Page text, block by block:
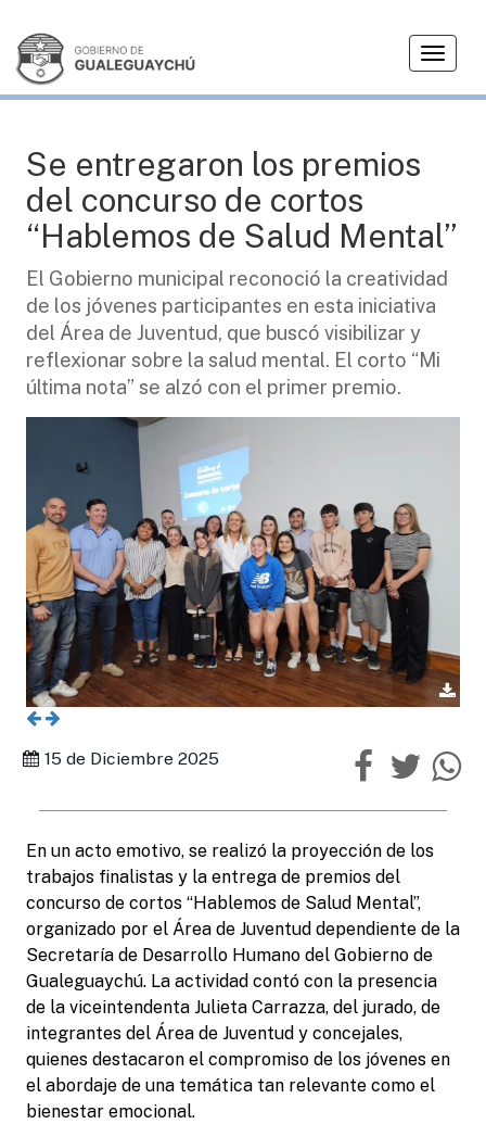
T
g
a
v
i
a
i
n
JUVENTUD
Se entregaron los premios
del concurso de cortos
“Hablemos de Salud Mental”
El Gobierno municipal reconoció la creatividad
de los jóvenes participantes en esta iniciativa
del Área de Juventud, que buscó visibilizar y
reflexionar sobre la salud mental. El corto “Mi
última nota” se alzó con el primer premio.
15 de Diciembre 2025
En un acto emotivo, se realizó la proyección de los
trabajos finalistas y la entrega de premios del
concurso de cortos “Hablemos de Salud Mental”,
organizado por el Área de Juventud dependiente de la
Secretaría de Desarrollo Humano del Gobierno de
Gualeguaychú. La actividad contó con la presencia
de la viceintendenta Julieta Carrazza, del jurado, de
integrantes del Área de Juventud y concejales,
quienes destacaron el compromiso de los jóvenes en
el abordaje de una temática tan relevante como el
bienestar emocional.